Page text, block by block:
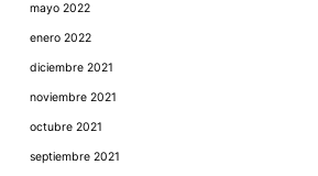
mayo 2022
enero 2022
diciembre 2021
noviembre 2021
octubre 2021
septiembre 2021